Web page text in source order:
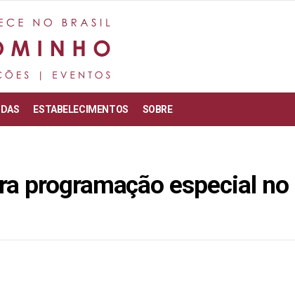
ESTABELECIMENTOS SOBRE
programação especial no